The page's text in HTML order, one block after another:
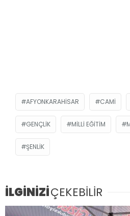
AFYONKARAHISAR CAMI
GENÇLIK MILLI EĞITIM
ŞENLIK
İLGİNİZİÇEKEBİLİR